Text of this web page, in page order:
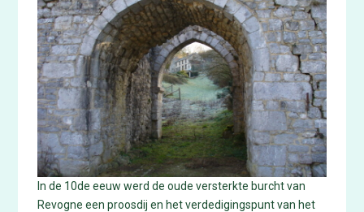
In de 10de eeuw werd de oude versterkte burcht van
Revogne een proosdij en het verdedigingspunt van het